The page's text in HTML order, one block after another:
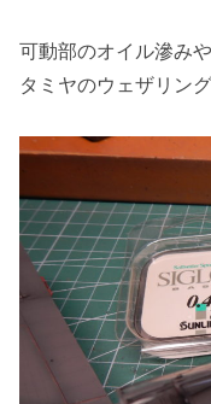
可動部のオイル滲み
タミヤのウェザリン